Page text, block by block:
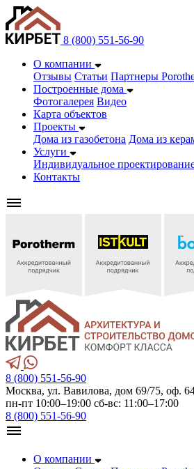
8 (800) 551-56-90
О компании
Отзывы Статьи Партнеры
Построенные дома
Фотогалерея Видео
Карта объектов
Проекты
Дома из газобетонa Дома из
Услуги
Индивидуальное
Контакты
8 (800) 551-56-90
Москва, ул. Вавилова, дом 69/75, оф.
пн-пт 10:00–19:00 сб-вс: 11:00–17:00
8 (800) 551-56-90
О компании